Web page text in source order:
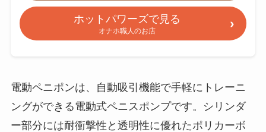
ホットパワーズで見る
オナホ職人のお店
電動ペニポンは、自動吸引機能で手軽にトレーニ
ングができる電動式ペニスポンプです。シリンダ
ー部分には耐衝撃性と透明性に優れたポリカーボ